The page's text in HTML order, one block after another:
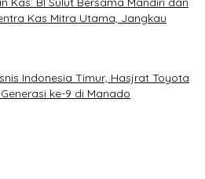
Kas Mitra Utama, Jangkau
Indonesia Timur, Hasjrat Toyota
ke-9 di Manado